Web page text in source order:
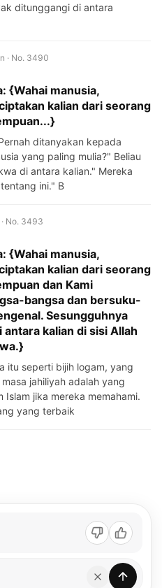
ditunggangi di antara
· No. 3490
{Wahai manusia,
kalian dari seorang
ditanyakan kepada
di antara kalian." Mereka
ini." B
No. 3493
{Wahai manusia,
kalian dari seorang
dan Kami
bangsa dan bersuku-
Sesungguhnya
kalian di sisi Allah
itu seperti bijih logam, yang
jahiliyah adalah yang
jika mereka memahami.
yang terbaik